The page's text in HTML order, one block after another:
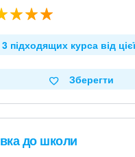
підходящих курса від
Зберегти
до школи